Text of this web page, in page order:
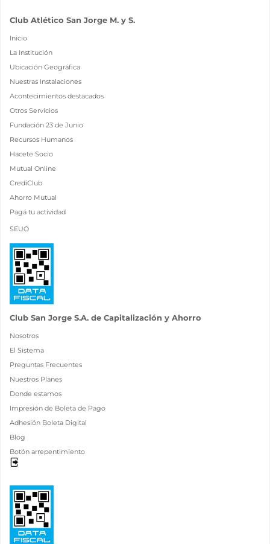
Club Atlético San Jorge M. y S.
Inicio
La Institución
Ubicación Geográfica
Nuestras Instalaciones
Acontecimientos destacados
Otros Servicios
Fundación 23 de Junio
Recursos Humanos
Hacete Socio
Mutual Online
CrediClub
Ahorro Mutual
Pagá tu actividad
SEUO
Club San Jorge S.A. de Capitalización y Ahorro
Nosotros
El Sistema
Preguntas Frecuentes
Nuestros Planes
Donde estamos
Impresión de Boleta de Pago
Adhesión Boleta Digital
Blog
Botón arrepentimiento